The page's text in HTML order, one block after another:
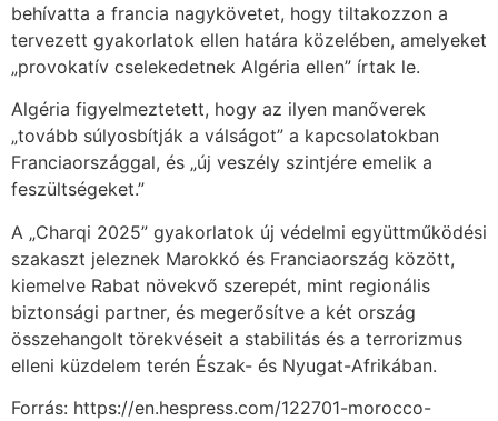
behívatta a francia nagykövetet, hogy tiltakozzon a
tervezett gyakorlatok ellen határa közelében, amelyeket
„provokatív cselekedetnek Algéria ellen” írtak le.
Algéria figyelmeztetett, hogy az ilyen manőverek
„tovább súlyosbítják a válságot” a kapcsolatokban
Franciaországgal, és „új veszély szintjére emelik a
feszültségeket.”
A „Charqi 2025” gyakorlatok új védelmi együttműködési
szakaszt jeleznek Marokkó és Franciaország között,
kiemelve Rabat növekvő szerepét, mint regionális
biztonsági partner, és megerősítve a két ország
összehangolt törekvéseit a stabilitás és a terrorizmus
elleni küzdelem terén Észak- és Nyugat-Afrikában.
Forrás: https://en.hespress.com/122701-morocco-